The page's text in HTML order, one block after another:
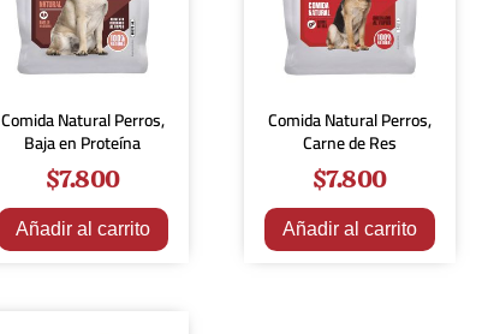
Comida Natural Perros,
Baja en Proteína
$7.800
Añadir al carrito
Comida Natural Perros,
Carne de Res
$7.800
Añadir al carrito